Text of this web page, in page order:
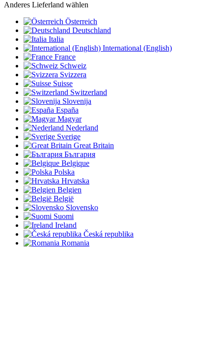
Anderes Lieferland wählen
Österreich
Deutschland
Italia
International (English)
France
Schweiz
Svizzera
Suisse
Switzerland
Slovenija
España
Magyar
Nederland
Sverige
Great Britain
България
Belgique
Polska
Hrvatska
Belgien
België
Slovensko
Suomi
Ireland
Česká republika
Romania